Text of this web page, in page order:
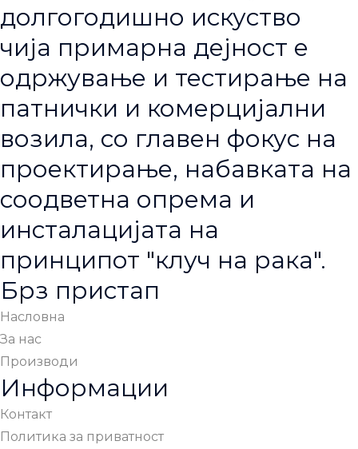
долгогодишно искуство
чија примарна дејност е
одржување и тестирање на
патнички и комерцијални
возила, со главен фокус на
проектирање, набавката на
соодветна опрема и
инсталацијата на
принципот "клуч на рака".
Брз пристап
Насловна
За нас
Производи
Информации
Контакт
Политика за приватност